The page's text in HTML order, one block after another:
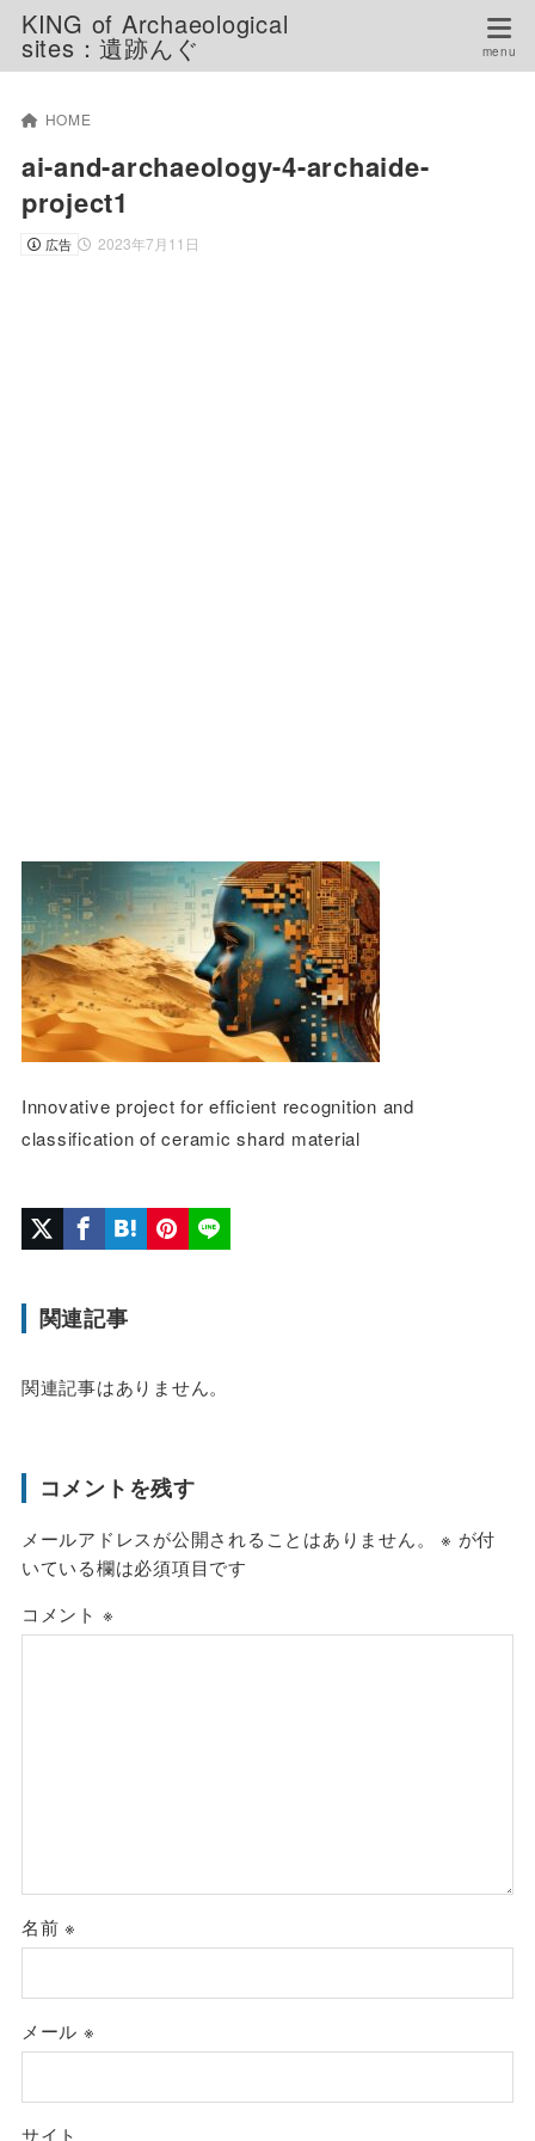
KING of Archaeological
sites：遺跡んぐ
HOME
ai-and-archaeology-4-archaide-
project1
広告 2023年7月11日
Innovative project for efficient recognition and
classification of ceramic shard material
関連記事
関連記事はありません。
コメントを残す
メールアドレスが公開されることはありません。 ※ が付
いている欄は必須項目です
コメント ※
名前※
メール ※
サイト